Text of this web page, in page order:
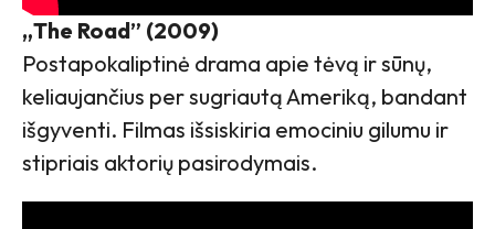
„The Road” (2009)
Postapokaliptinė drama apie tėvą ir sūnų,
keliaujančius per sugriautą Ameriką, bandant
išgyventi. Filmas išsiskiria emociniu gilumu ir
stipriais aktorių pasirodymais.